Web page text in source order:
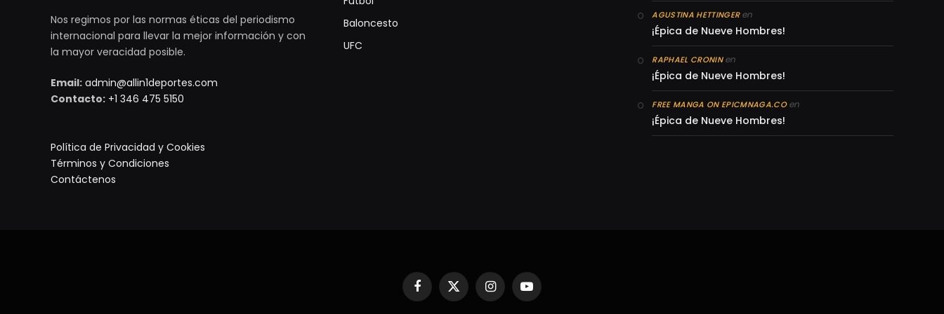
Nos regimos por las normas éticas del periodismo
internacional para llevar la mejor información y con
la mayor veracidad posible.
Email: admin@allin1deportes.com
Contacto: +1 346 475 5150
Política de Privacidad y Cookies
Términos y Condiciones
Contáctenos
Baloncesto
UFC
AGUSTINA HETTINGERen
¡Épica de Nueve Hombres!
RAPHAEL CRONINen
¡Épica de Nueve Hombres!
FREE MANGA ON EPICMNAGA.COen
¡Épica de Nueve Hombres!
Facebook
X
(Twitter)
InstagramYouTube